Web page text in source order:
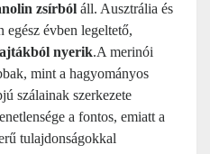
zsírból áll. Ausztrália és
évben legeltető,
nyerik.A merinói
mint a hagyományos
szálainak szerkezete
a fontos, emiatt a
tulajdonságokkal